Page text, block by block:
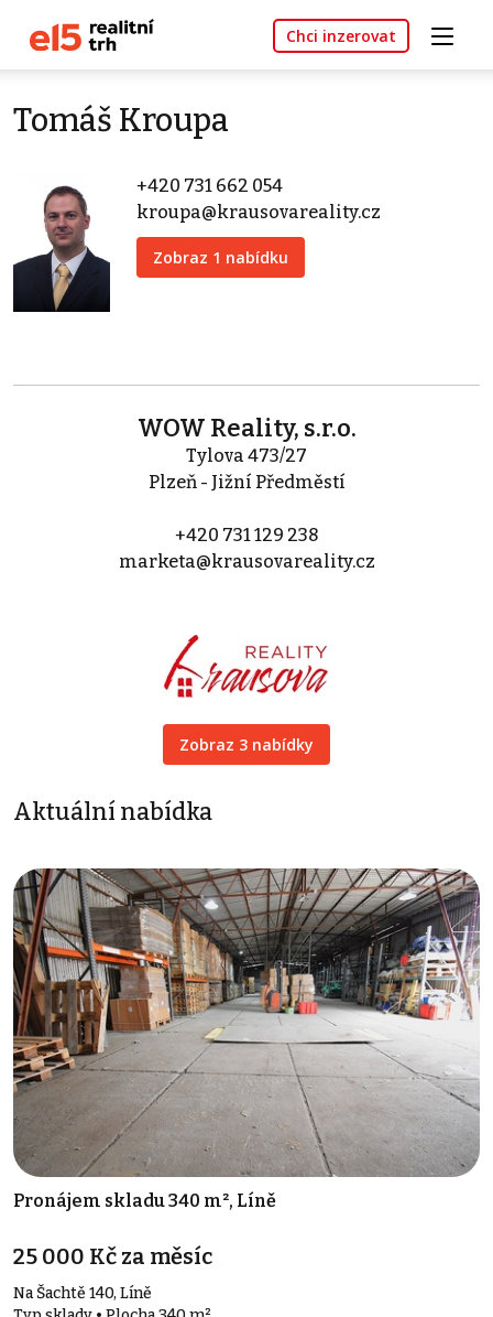
Chci inzerovat
Tomáš Kroupa
+420 731 662 054
kroupa@krausovareality.cz
Zobraz 1 nabídku
WOW Reality, s.r.o.
Tylova 473/27
Plzeň - Jižní Předměstí
+420 731 129 238
marketa@krausovareality.cz
Zobraz 3 nabídky
Aktuální nabídka
Pronájem skladu 340 m², Líně
25 000 Kč za měsíc
Na Šachtě 140, Líně